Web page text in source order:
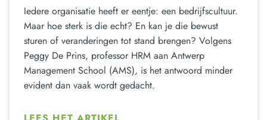
Iedere organisatie heeft er eentje: een bedrijfscultuur.
Maar hoe sterk is die echt? En kan je die bewust
sturen of veranderingen tot stand brengen? Volgens
Peggy De Prins, professor HRM aan Antwerp
Management School (AMS), is het antwoord minder
evident dan vaak wordt gedacht.